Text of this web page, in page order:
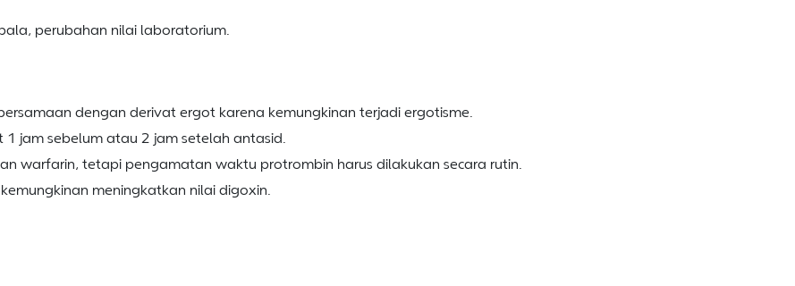
perubahan nilai laboratorium.
dengan derivat ergot karena kemungkinan terjadi ergotisme.
jam sebelum atau 2 jam setelah antasid.
warfarin, tetapi pengamatan waktu protrombin harus dilakukan secara rutin.
meningkatkan nilai digoxin.